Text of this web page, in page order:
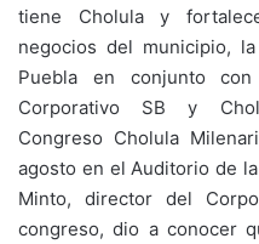
tiene Cholula y
negocios del municipio,
Puebla en conjunto con
Corporativo SB y
Congreso Cholula
agosto en el Auditorio de
Minto, director del
congreso, dio a conocer